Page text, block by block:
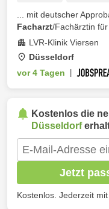
... mit deutscher
Facharzt/Fachärztin für
LVR-Klinik Viersen
Düsseldorf
vor 4 Tagen
Kostenlos die
Düsseldorf
Jetzt
Kostenlos. Jederzeit